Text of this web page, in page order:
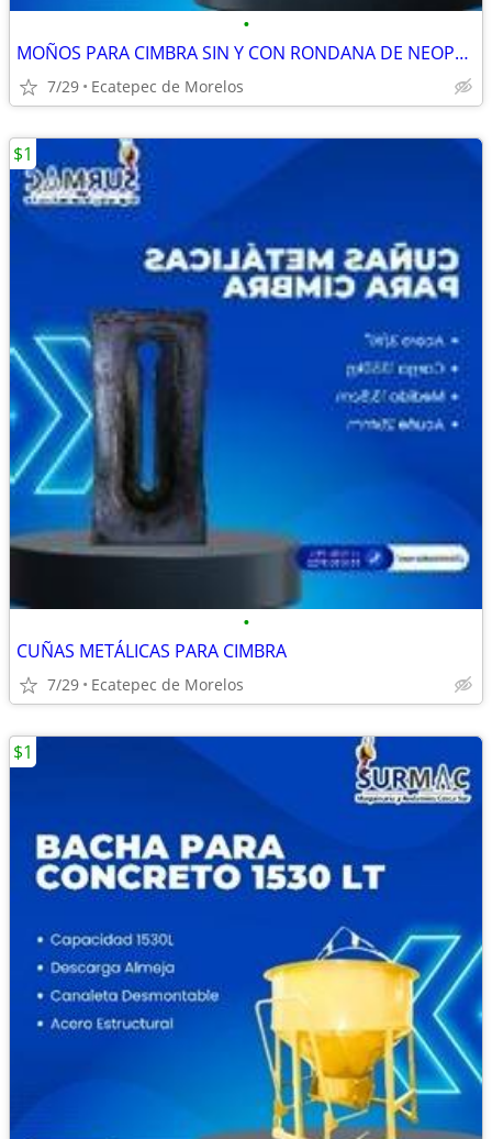
•
MOÑOS PARA CIMBRA SIN Y CON RONDANA DE NEOPRENO
7/29 Ecatepec de Morelos
•
CUÑAS METÁLICAS PARA CIMBRA
7/29 Ecatepec de Morelos
$1
$1